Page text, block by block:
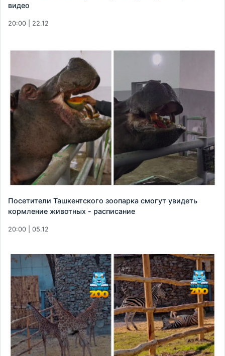
видео
20:00 | 22.12
Посетители Ташкентского зоопарка смогут увидеть
кормление животных - расписание
20:00 | 05.12